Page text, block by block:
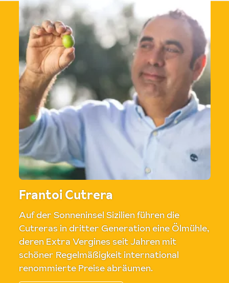
Frantoi Cutrera
Auf der Sonneninsel Sizilien führen die
Cutreras in dritter Generation eine Ölmühle,
deren Extra Vergines seit Jahren mit
schöner Regelmäßigkeit international
renommierte Preise abräumen.